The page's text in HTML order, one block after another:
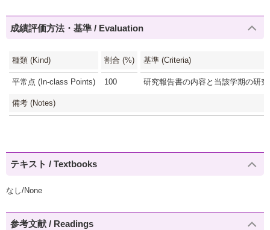
成績評価方法・基準 / Evaluation
種類 (Kind) 割合 (%) 基準 (Criteria)
平常点 (In-class Points) 100 研究報告書の内容と当該学期の研
備考 (Notes)
テキスト / Textbooks
なし/None
参考文献 / Readings